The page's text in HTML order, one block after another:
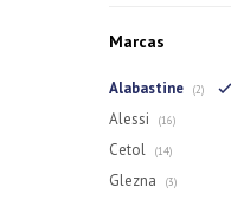
Marcas
Alabastine (2)
Alessi (16)
Cetol (14)
Glezna (3)